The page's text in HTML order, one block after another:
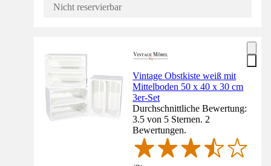
Nicht reservierbar
Vintage Obstkiste weiß mit
Mittelboden 50 x 40 x 30 cm
3er-Set
Durchschnittliche Bewertung:
3.5 von 5 Sternen. 2
Bewertungen.